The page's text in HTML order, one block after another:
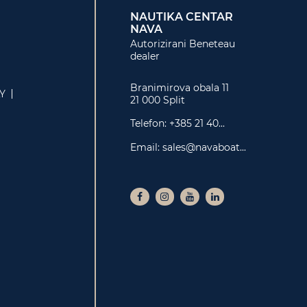
NAUTIKA CENTAR
NAVA
Autorizirani Beneteau
dealer
Branimirova obala 11
21 000 Split
Telefon: +385 21 40...
Email: sales@navaboat...